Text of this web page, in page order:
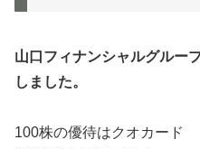
山口フィナンシャルグルー
しました。
100株の優待はクオカード